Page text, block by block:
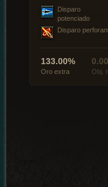
Disparo
potenciado
Disparo
133.00%
Oro extra Obj.